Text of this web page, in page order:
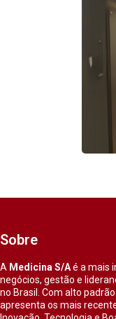
Sobre
A Medicina S/Aé a mais
negócios, gestão e
no Brasil. Com alto
apresenta os mais